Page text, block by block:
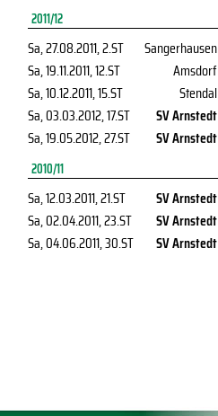
2011/12
Sa, 27.08.2011, 2.ST
Sangerhausen
Sa, 19.11.2011, 12.ST
Amsdorf
Sa, 10.12.2011, 15.ST
Stendal
Sa, 03.03.2012, 17.ST
SV Arnstedt
Sa, 19.05.2012, 27.ST SV Arnstedt
2010/11
Sa, 12.03.2011, 21.ST
SV Arnstedt
Sa, 02.04.2011, 23.ST
SV Arnstedt
Sa, 04.06.2011, 30.ST SV Arnstedt